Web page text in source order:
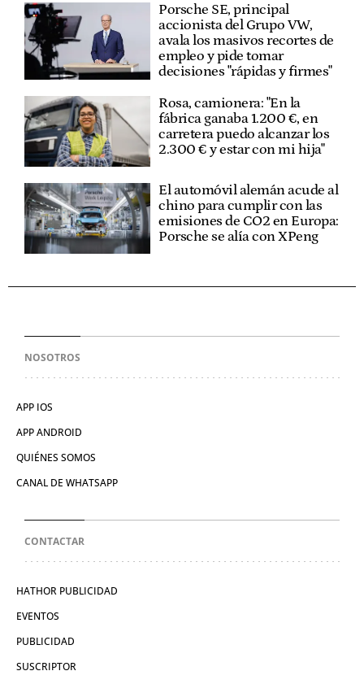
Porsche SE, principal
accionista del Grupo VW,
avala los masivos recortes de
empleo y pide tomar
decisiones "rápidas y firmes"
Rosa, camionera: "En la
fábrica ganaba 1.200 €, en
carretera puedo alcanzar los
2.300 € y estar con mi hija"
El automóvil alemán acude al
chino para cumplir con las
emisiones de CO2 en Europa:
Porsche se alía con XPeng
NOSOTROS
APP IOS
APP ANDROID
QUIÉNES SOMOS
CANAL DE WHATSAPP
CONTACTAR
HATHOR PUBLICIDAD
EVENTOS
PUBLICIDAD
SUSCRIPTOR